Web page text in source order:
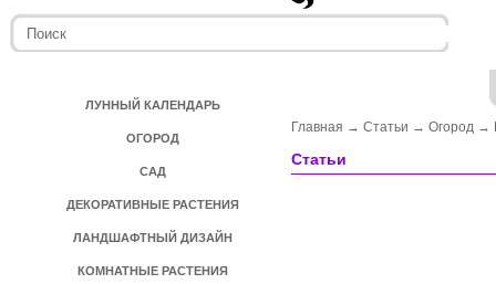
ЛУННЫЙ КАЛЕНДАРЬ
ОГОРОД
САД
ДЕКОРАТИВНЫЕ РАСТЕНИЯ
ЛАНДШАФТНЫЙ ДИЗАЙН
КОМНАТНЫЕ РАСТЕНИЯ
Главная → Статьи → Огород →
Статьи